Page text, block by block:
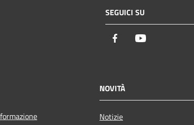
SEGUICI SU
Facebook
NOVITÀ
Notizie